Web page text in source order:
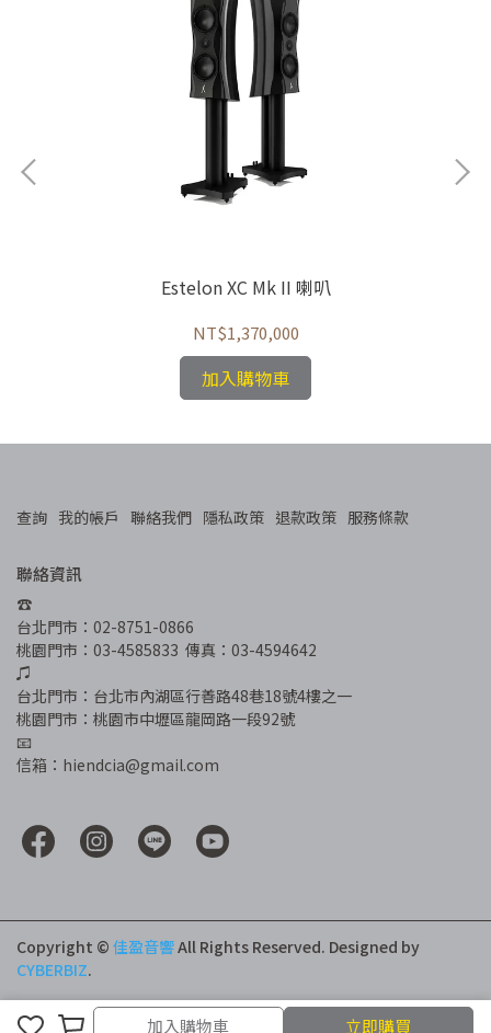
加入購物車
加入購物車 立即購買
Estelon XC Mk II 喇叭
NT$1,370,000
加入購物車
查詢 我的帳戶 聯絡我們 隱私政策 退款政策 服務條款
聯絡資訊
☎︎
台北門市：02-8751-0866
桃園門市：03-4585833  傳真：03-4594642
♫
台北門市：台北市內湖區行善路48巷18號4樓之一
桃園門市：桃園市中壢區龍岡路一段92號
📧
信箱：hiendcia@gmail.com
Copyright © 佳盈音響All Rights Reserved. Designed by
CYBERBIZ.